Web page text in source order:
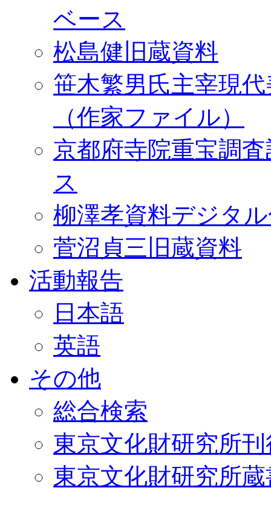
ベース
松島健旧蔵資料
笹木繁男氏主宰現
（作家ファイル）
京都府寺院重宝調
ス
柳澤孝資料デジタ
菅沼貞三旧蔵資料
活動報告
日本語
英語
その他
総合検索
東京文化財研究所
東京文化財研究所